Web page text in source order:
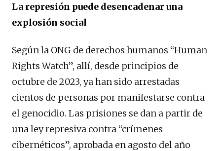
La represión puede desencadenar una
explosión social
Según la ONG de derechos humanos “Human
Rights Watch”, allí, desde principios de
octubre de 2023, ya han sido arrestadas
cientos de personas por manifestarse contra
el genocidio. Las prisiones se dan a partir de
una ley represiva contra “crímenes
cibernéticos”, aprobada en agosto del año